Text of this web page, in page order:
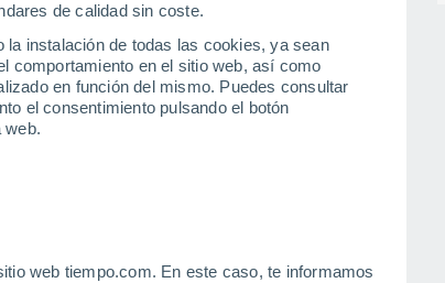
de calidad sin coste.
la instalación de todas las cookies, ya sean
comportamiento en el sitio web, así como
en función del mismo. Puedes consultar
el consentimiento pulsando el botón
web.
web tiempo.com. En este caso, te informamos
a 14